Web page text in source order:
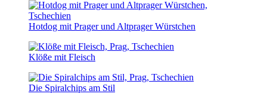
Hotdog mit Prager und Altprager Würstchen
Klöße mit Fleisch
Die Spiralchips am Stil